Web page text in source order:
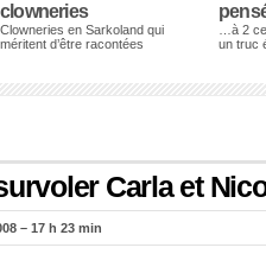
clowneries
Clowneries en Sarkoland qui
méritent d’être racontées
…à 2
un truc
Carla et
– 17 h 23 min